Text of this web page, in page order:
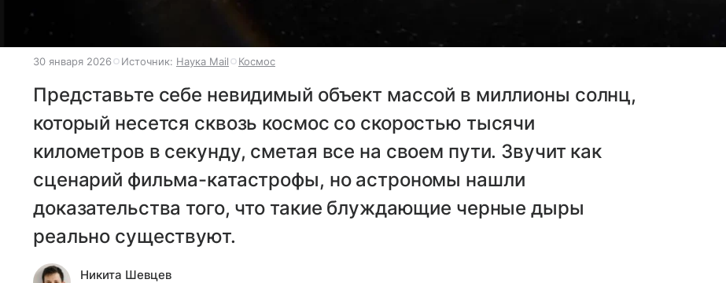
30 января 2026 Источник: Наука Mail Космос
Представьте себе невидимый объект массой в миллионы солнц,
который несется сквозь космос со скоростью тысячи
километров в секунду, сметая все на своем пути. Звучит как
сценарий фильма-катастрофы, но астрономы нашли
доказательства того, что такие блуждающие черные дыры
реально существуют.
Никита Шевцев